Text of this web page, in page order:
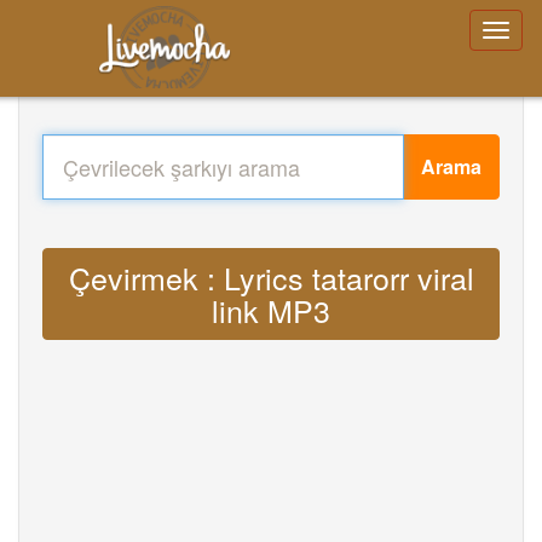
Arama
Çevirmek : Lyrics tatarorr viral
link MP3